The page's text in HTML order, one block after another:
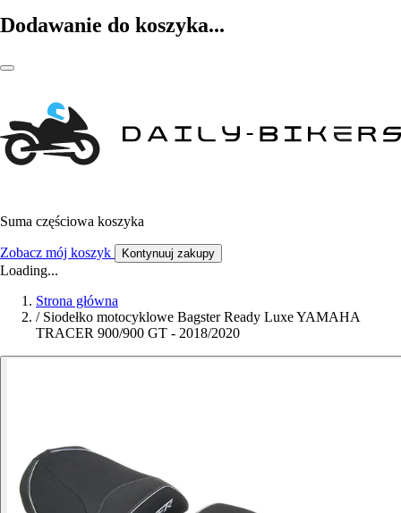
Dodawanie do koszyka...
Suma częściowa koszyka
Zobacz mój koszyk Kontynuuj zakupy
Loading...
Strona główna
/ Siodełko motocyklowe Bagster Ready Luxe YAMAHA
TRACER 900/900 GT - 2018/2020